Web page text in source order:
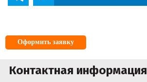
Оформить заявку
Контактная информация